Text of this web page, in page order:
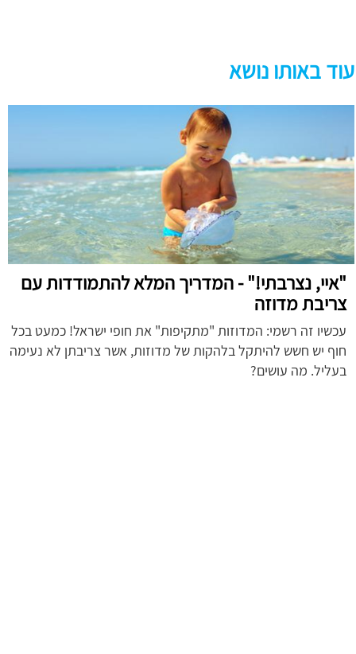
עוד באותו נושא
"איי, נצרבתי!" - המדריך המלא להתמודדות עם
צריבת מדוזה
עכשיו זה רשמי: המדוזות "מתקיפות" את חופי ישראל! כמעט בכל
חוף יש חשש להיתקל בלהקות של מדוזות, אשר צריבתן לא נעימה
בעליל. מה עושים?